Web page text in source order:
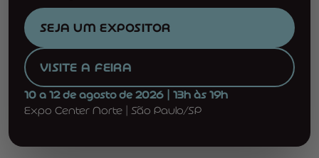
SEJA UM EXPOSITOR
VISITE A FEIRA
10 a 12 de agosto de 2026 | 13h às 19h
Expo Center Norte | São Paulo/SP